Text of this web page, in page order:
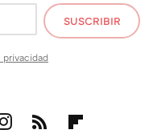
SUSCRIBIR